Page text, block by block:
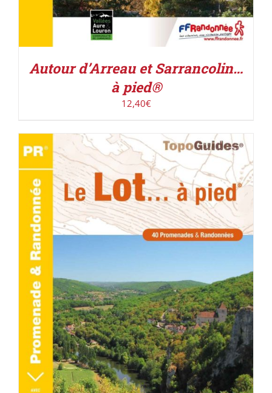
Autour d’Arreau et Sarrancolin…
à pied®
12,40€
AJOUTER AU PANIER / DÉTAILS